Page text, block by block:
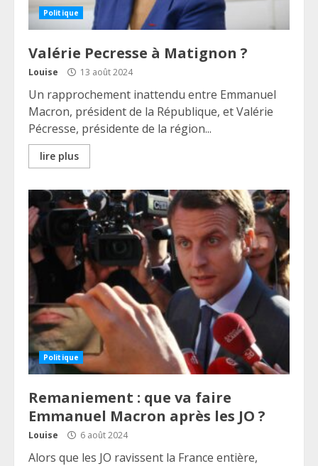
Politique
Valérie Pecresse à Matignon ?
Louise 13 août 2024
Un rapprochement inattendu entre Emmanuel
Macron, président de la République, et Valérie
Pécresse, présidente de la région...
lire plus
Politique
Remaniement : que va faire
Emmanuel Macron après les JO ?
Louise 6 août 2024
Alors que les JO ravissent la France entière,